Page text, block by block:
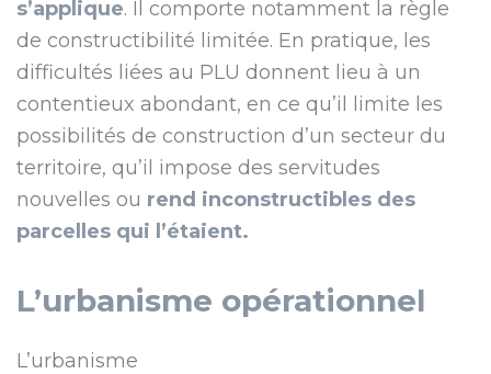
s’applique. Il comporte notamment la règle
de constructibilité limitée. En pratique, les
difficultés liées au PLU donnent lieu à un
contentieux abondant, en ce qu’il limite les
possibilités de construction d’un secteur du
territoire, qu’il impose des servitudes
nouvelles ou rend inconstructibles des
parcelles qui l’étaient.
L’urbanisme opérationnel
L’urbanisme